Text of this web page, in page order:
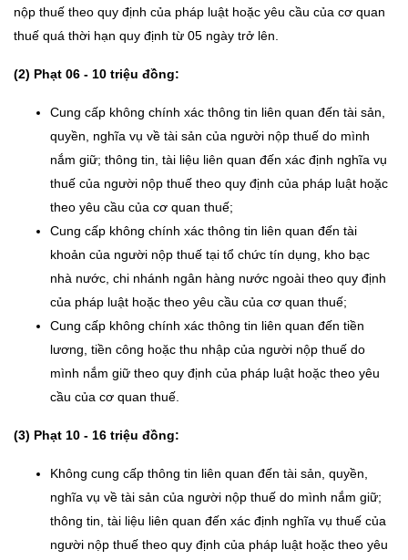
nộp thuế theo quy định của pháp luật hoặc yêu cầu của cơ quan
thuế quá thời hạn quy định từ 05 ngày trở lên.
(2) Phạt 06 - 10 triệu đồng:
Cung cấp không chính xác thông tin liên quan đến tài sản,
quyền, nghĩa vụ về tài sản của người nộp thuế do mình
nắm giữ; thông tin, tài liệu liên quan đến xác định nghĩa vụ
thuế của người nộp thuế theo quy định của pháp luật hoặc
theo yêu cầu của cơ quan thuế;
Cung cấp không chính xác thông tin liên quan đến tài
khoản của người nộp thuế tại tổ chức tín dụng, kho bạc
nhà nước, chi nhánh ngân hàng nước ngoài theo quy định
của pháp luật hoặc theo yêu cầu của cơ quan thuế;
Cung cấp không chính xác thông tin liên quan đến tiền
lương, tiền công hoặc thu nhập của người nộp thuế do
mình nắm giữ theo quy định của pháp luật hoặc theo yêu
cầu của cơ quan thuế.
(3) Phạt 10 - 16 triệu đồng:
Không cung cấp thông tin liên quan đến tài sản, quyền,
nghĩa vụ về tài sản của người nộp thuế do mình nắm giữ;
thông tin, tài liệu liên quan đến xác định nghĩa vụ thuế của
người nộp thuế theo quy định của pháp luật hoặc theo yêu